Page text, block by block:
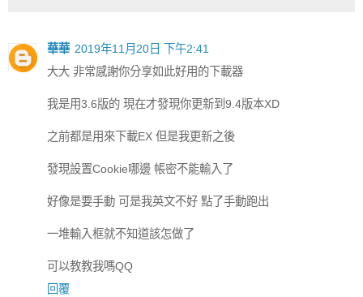
華華 2019年11月20日 下午2:41
大大 非常感謝你分享如此好用的下載器
我是用3.6版的 現在才發現你更新到9.4版本XD
之前都是用來下載EX 但是我更新之後
發現設置Cookie哪邊 帳密不能輸入了
好像是要手動 可是我英文不好 點了手動跑出
一堆輸入框就不知道該怎做了
可以教教我嗎QQ
回覆